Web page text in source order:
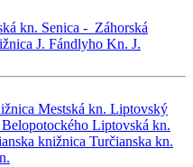
kn. Senica - Záhorská
J. Fándlyho Kn. J.
Mestská kn. Liptovský
Liptovská kn.
knižnica Turčianska kn.